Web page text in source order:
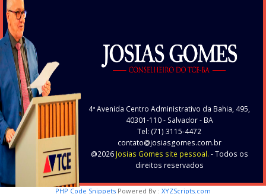
4ª Avenida Centro Administrativo da Bahia, 495,
40301-110- Salvador - BA
Tel: (71) 3115-4472
contato@josiasgomes.com.br
@2026 Josias Gomes site pessoal. - Todos os
direitos reservados
PHP Code Snippets Powered By : XYZScripts.com